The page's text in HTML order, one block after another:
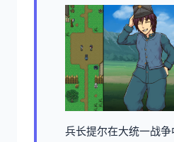
兵长提尔在大统一战